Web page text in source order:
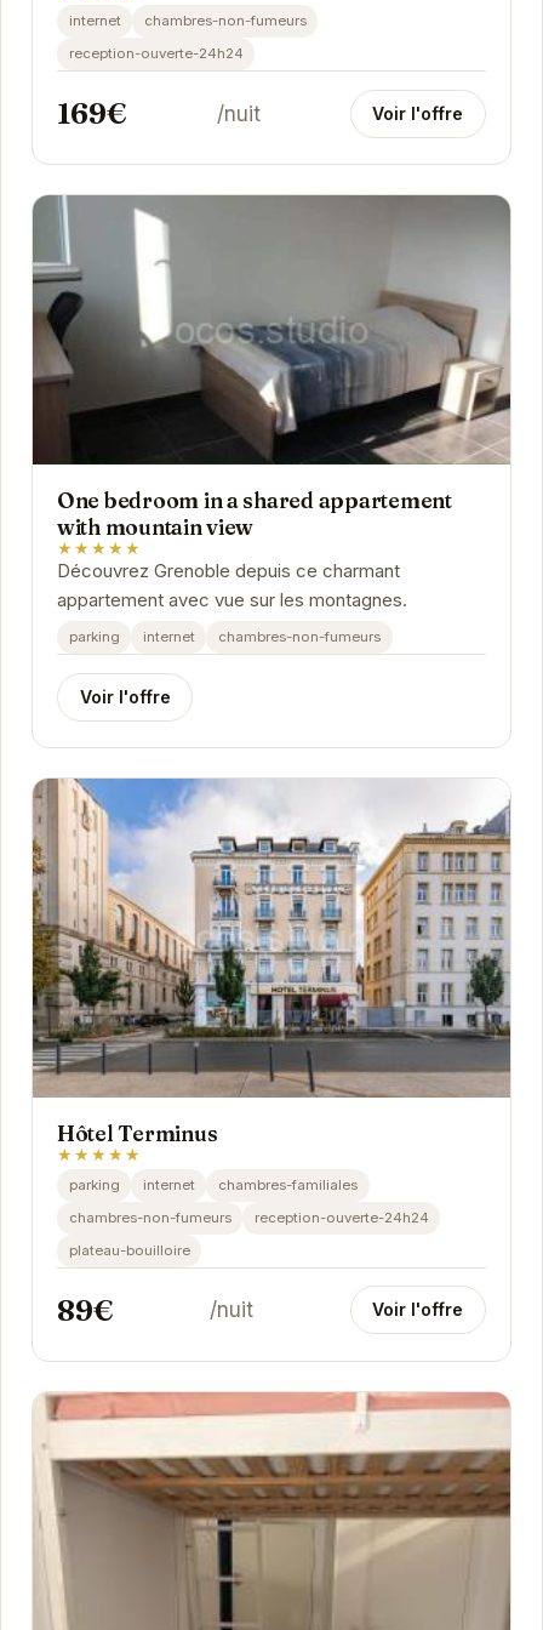
internet
chambres-non-fumeurs
reception-ouverte-24h24
169€ /nuit Voir l'offre
One bedroom in a shared appartement
with mountain view
★★★★★
Découvrez Grenoble depuis ce charmant
appartement avec vue sur les montagnes.
parking internet chambres-non-fumeurs
Voir l'offre
Hôtel Terminus
★★★★★
parking internet
chambres-familiales
chambres-non-fumeurs
reception-ouverte-24h24
plateau-bouilloire
89€ /nuit Voir l'offre